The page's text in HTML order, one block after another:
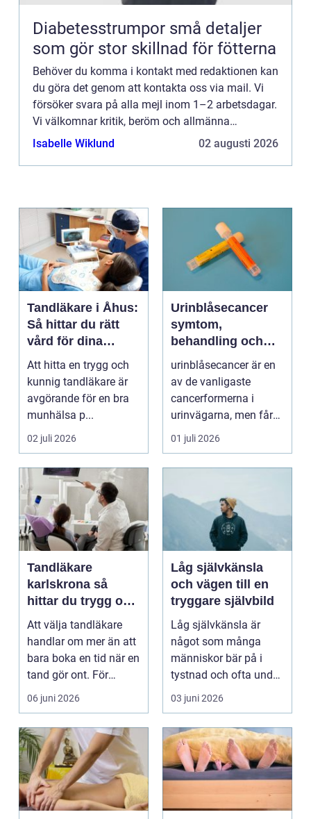
Diabetesstrumpor små detaljer
som gör stor skillnad för fötterna
Behöver du komma i kontakt med redaktionen kan
du göra det genom att kontakta oss via mail. Vi
försöker svara på alla mejl inom 1–2 arbetsdagar.
Vi välkomnar kritik, beröm och allmänna
kommentarer till innehållet på vår sida.
Isabelle Wiklund 02 augusti 2026
Tandläkare i Åhus:
Så hittar du rätt
vård för dina
tänder
Att hitta en trygg och
kunnig tandläkare är
avgörande för en bra
munhälsa p...
02 juli 2026
Urinblåsecancer
symtom,
behandling och
vägen vidare
urinblåsecancer är en
av de vanligaste
cancerformerna i
urinvägarna, men får
ofta mindre
uppmärksamh...
01 juli 2026
Tandläkare
karlskrona så
hittar du trygg och
långsiktig
tandvård
Att välja tandläkare
handlar om mer än att
bara boka en tid när en
tand gör ont. För
många är tandvå...
06 juni 2026
Låg självkänsla
och vägen till en
tryggare självbild
Låg självkänsla är
något som många
människor bär på i
tystnad och ofta under
lång tid. Många
uppleve...
03 juni 2026